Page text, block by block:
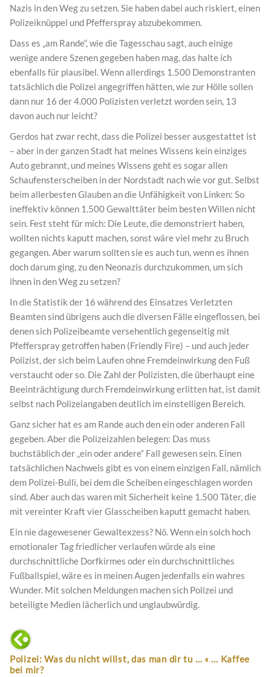
Nazis in den Weg zu setzen. Sie haben dabei auch riskiert, einen
Polizeiknüppel und Pfefferspray abzubekommen.
Dass es „am Rande“, wie die Tagesschau sagt, auch einige
wenige andere Szenen gegeben haben mag, das halte ich
ebenfalls für plausibel. Wenn allerdings 1.500 Demonstranten
tatsächlich die Polizei angegriffen hätten, wie zur Hölle sollen
dann nur 16 der 4.000 Polizisten verletzt worden sein, 13
davon auch nur leicht?
Gerdos hat zwar recht, dass die Polizei besser ausgestattet ist
– aber in der ganzen Stadt hat meines Wissens kein einziges
Auto gebrannt, und meines Wissens geht es sogar allen
Schaufensterscheiben in der Nordstadt nach wie vor gut. Selbst
beim allerbesten Glauben an die Unfähigkeit von Linken: So
ineffektiv können 1.500 Gewalttäter beim besten Willen nicht
sein. Fest steht für mich: Die Leute, die demonstriert haben,
wollten nichts kaputt machen, sonst wäre viel mehr zu Bruch
gegangen. Aber warum sollten sie es auch tun, wenn es ihnen
doch darum ging, zu den Neonazis durchzukommen, um sich
ihnen in den Weg zu setzen?
In die Statistik der 16 während des Einsatzes Verletzten
Beamten sind übrigens auch die diversen Fälle eingeflossen, bei
denen sich Polizeibeamte versehentlich gegenseitig mit
Pfefferspray getroffen haben (Friendly Fire) – und auch jeder
Polizist, der sich beim Laufen ohne Fremdeinwirkung den Fuß
verstaucht oder so. Die Zahl der Polizisten, die überhaupt eine
Beeinträchtigung durch Fremdeinwirkung erlitten hat, ist damit
selbst nach Polizeiangaben deutlich im einstelligen Bereich.
Ganz sicher hat es am Rande auch den ein oder anderen Fall
gegeben. Aber die Polizeizahlen belegen: Das muss
buchstäblich der „ein oder andere“ Fall gewesen sein. Einen
tatsächlichen Nachweis gibt es von einem einzigen Fall, nämlich
dem Polizei-Bulli, bei dem die Scheiben eingeschlagen worden
sind. Aber auch das waren mit Sicherheit keine 1.500 Täter, die
mit vereinter Kraft vier Glasscheiben kaputt gemacht haben.
Ein nie dagewesener Gewaltexzess? Nö. Wenn ein solch hoch
emotionaler Tag friedlicher verlaufen würde als eine
durchschnittliche Dorfkirmes oder ein durchschnittliches
Fußballspiel, wäre es in meinen Augen jedenfalls ein wahres
Wunder. Mit solchen Meldungen machen sich Polizei und
beteiligte Medien lächerlich und unglaubwürdig.
Polizei: Was du nicht willst, das man dir tu … « … Kaffee
bei mir?